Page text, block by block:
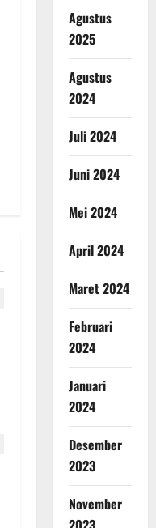
Agustus
2025
Agustus
2024
Juli 2024
Juni 2024
Mei 2024
April 2024
Maret 2024
Februari
2024
Januari
2024
Desember
2023
November